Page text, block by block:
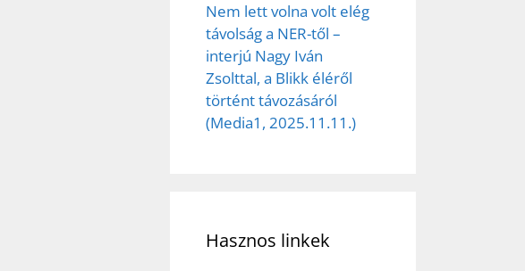
Nem lett volna volt elég
távolság a NER-től –
interjú Nagy Iván
Zsolttal, a Blikk éléről
történt távozásáról
(Media1, 2025.11.11.)
Hasznos linkek